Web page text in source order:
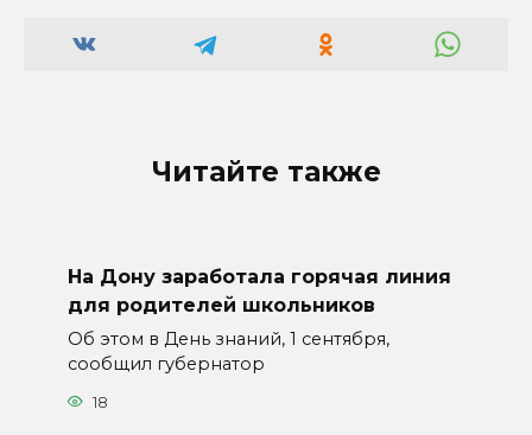
Читайте также
На Дону заработала горячая линия
для родителей школьников
Об этом в День знаний, 1 сентября,
сообщил губернатор
18